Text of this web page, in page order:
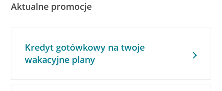
Aktualne promocje
Kredyt gotówkowy na twoje
wakacyjne plany